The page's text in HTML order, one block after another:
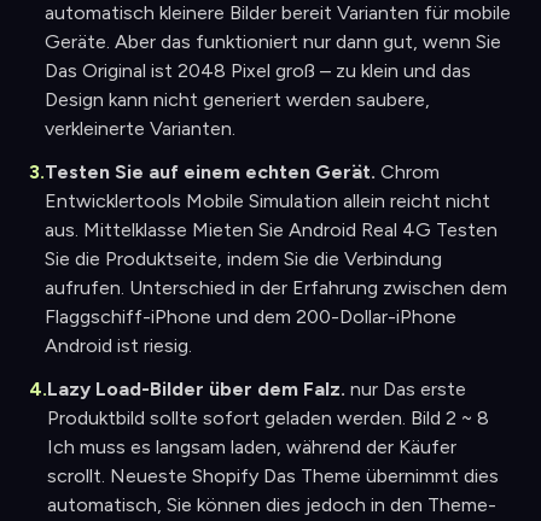
automatisch kleinere Bilder bereit Varianten für mobile
Geräte. Aber das funktioniert nur dann gut, wenn Sie
Das Original ist 2048 Pixel groß – zu klein und das
Design kann nicht generiert werden saubere,
verkleinerte Varianten.
3.Testen Sie auf einem echten Gerät. Chrom
Entwicklertools Mobile Simulation allein reicht nicht
aus. Mittelklasse Mieten Sie Android Real 4G Testen
Sie die Produktseite, indem Sie die Verbindung
aufrufen. Unterschied in der Erfahrung zwischen dem
Flaggschiff-iPhone und dem 200-Dollar-iPhone
Android ist riesig.
4.Lazy Load-Bilder über dem Falz. nur Das erste
Produktbild sollte sofort geladen werden. Bild 2 ~ 8
Ich muss es langsam laden, während der Käufer
scrollt. Neueste Shopify Das Theme übernimmt dies
automatisch, Sie können dies jedoch in den Theme-